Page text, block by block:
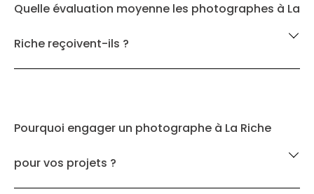
Quelle évaluation moyenne les photographes à La
Riche reçoivent-ils ?
Pourquoi engager un photographe à La Riche
pour vos projets ?